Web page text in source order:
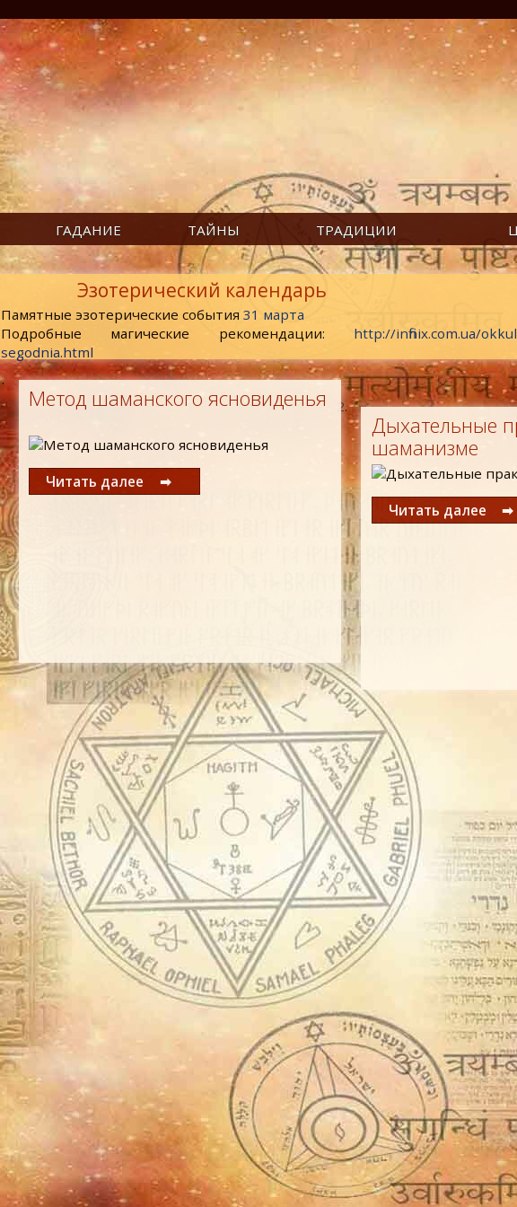
ГАДАНИЕ ТАЙНЫ ТРАДИЦИИ
Эзотерический календарь
Памятные эзотерические события31 марта
Подробные магические рекомендации: http://infinix.com.ua/
segodnia.html
Метод шаманского ясновиденья
Читать далее
Дыхательные
шаманизме
Читать далее